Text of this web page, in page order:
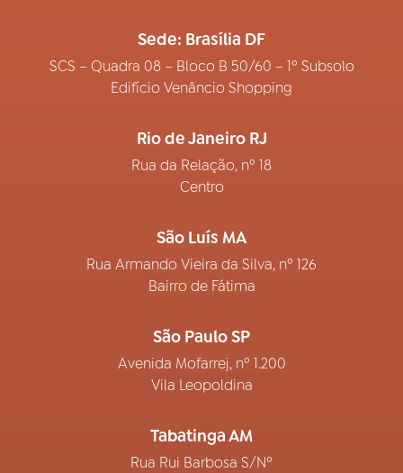
Sede: Brasília DF
SCS – Quadra 08 – Bloco B 50/60 – 1º Subsolo
Edifício Venâncio Shopping
Rio de Janeiro RJ
Rua da Relação, nº 18
Centro
São Luís MA
Rua Armando Vieira da Silva, nº 126
Bairro de Fátima
São Paulo SP
Avenida Mofarrej, nº 1.200
Vila Leopoldina
Tabatinga AM
Rua Rui Barbosa S/Nº